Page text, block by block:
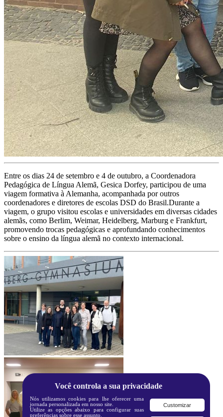
Entre os dias 24 de setembro e 4 de outubro, a Coordenadora
Pedagógica de Língua Alemã, Gesica Dorfey, participou de uma
viagem formativa à Alemanha, acompanhada por outros
coordenadores e diretores de escolas DSD do Brasil.Durante a
viagem, o grupo visitou escolas e universidades em diversas cidades
alemãs, como Berlim, Weimar, Heidelberg, Marburg e Frankfurt,
promovendo trocas pedagógicas e aprofundando conhecimentos
sobre o ensino da língua alemã no contexto internacional.
Você controla a sua privacidade
Nós utilizamos cookies para lhe oferecer uma
jornada personalizada em nosso site.
Utilize as opções abaixo para configurar suas
preferências sobre esse assunto.
Customizar